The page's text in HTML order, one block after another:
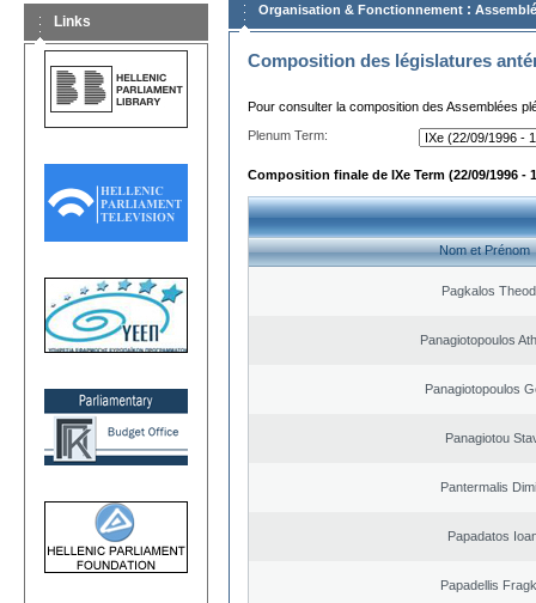
Links
Organisation & Fonctionnement :
Composition des législatures
Pour consulter la composition des Assemblées
Plenum Term:
Composition finale de IXe Term (22/09/1996 -
Nom et Prénom
Pagkalos
Panagiotopoulos
Panagiotopoulos
Panagiotou
Pantermalis
Papadatos
Papadellis